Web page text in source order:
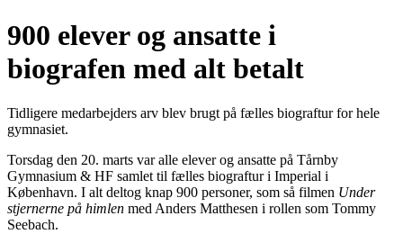
900 elever og ansatte i
biografen med alt betalt
Tidligere medarbejders arv blev brugt på fælles biograftur for hele
gymnasiet.
Torsdag den 20. marts var alle elever og ansatte på Tårnby
Gymnasium & HF samlet til fælles biograftur i Imperial i
København. I alt deltog knap 900 personer, som så filmen Under
stjernerne på himlen med Anders Matthesen i rollen som Tommy
Seebach.